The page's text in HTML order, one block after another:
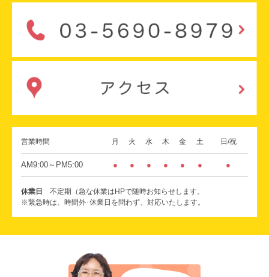
営業時間 月 火 水 木 金 土 日/祝
AM9:00～PM5:00 ● ● ● ● ● ● ●
休業日
不定期（急な休業はHPで随時お知らせします。
※緊急時は、時間外･休業日を問わず、対応いたします。